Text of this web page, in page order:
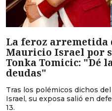
La feroz arremetida
Mauricio Israel por
Tonka Tomicic: "Dé
deudas"
Tras los polémicos dichos
Israel, su exposa salió en
13.